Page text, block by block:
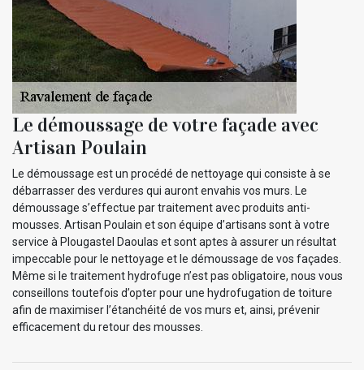
Le démoussage de votre façade avec
Artisan Poulain
Le démoussage est un procédé de nettoyage qui consiste à se
débarrasser des verdures qui auront envahis vos murs. Le
démoussage s’effectue par traitement avec produits anti-
mousses. Artisan Poulain et son équipe d’artisans sont à votre
service à Plougastel Daoulas et sont aptes à assurer un résultat
impeccable pour le nettoyage et le démoussage de vos façades.
Même si le traitement hydrofuge n’est pas obligatoire, nous vous
conseillons toutefois d’opter pour une hydrofugation de toiture
afin de maximiser l’étanchéité de vos murs et, ainsi, prévenir
efficacement du retour des mousses.